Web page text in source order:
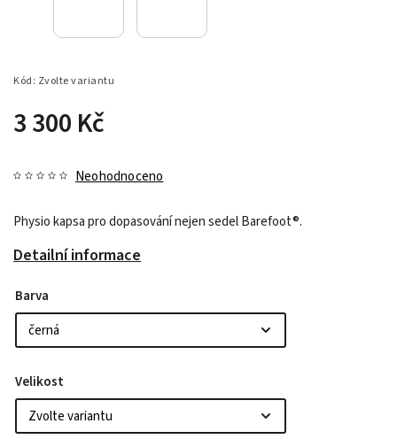
Kód: Zvolte variantu
3 300 Kč
Neohodnoceno
Physio kapsa pro dopasování nejen sedel Barefoot®.
Detailní informace
Barva
Velikost